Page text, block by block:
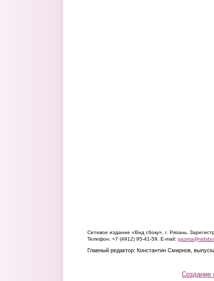
Сетевое издание «Вид сбоку», г. Рязань.
Телефон: +7 (4912) 95-41-59. E-mail:
Главный редактор: Константин Смирнов,
Создание